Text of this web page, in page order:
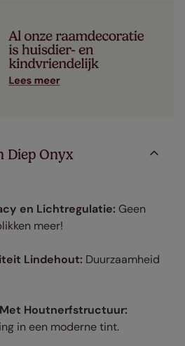
Diep Onyx
en Lichtregulatie: Geen
meer!
Lindehout: Duurzaamheid
Houtnerfstructuur:
in een moderne tint.